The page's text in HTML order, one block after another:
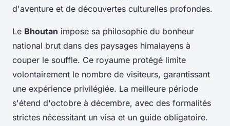
d'aventure et de découvertes culturelles profondes.
Le Bhoutan impose sa philosophie du bonheur
national brut dans des paysages himalayens à
couper le souffle. Ce royaume protégé limite
volontairement le nombre de visiteurs, garantissant
une expérience privilégiée. La meilleure période
s'étend d'octobre à décembre, avec des formalités
strictes nécessitant un visa et un guide obligatoire.